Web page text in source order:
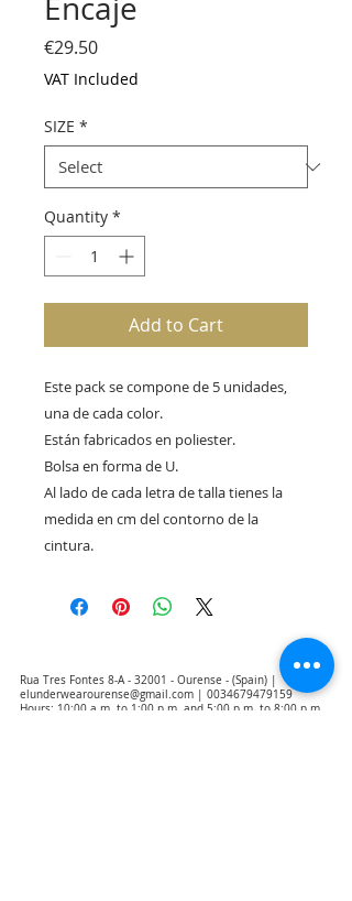
Encaje
€29.50Price
VAT Included
SIZE *
Quantity *
Add to Cart
Este pack se compone de 5 unidades,
una de cada color.
Están fabricados en poliester.
Bolsa en forma de U.
Al lado de cada letra de talla tienes la
medida en cm del contorno de la
cintura.
Rua Tres Fontes 8-A - 32001 - Ourense - (Spain) |
elunderwearourense@gmail.com
0034679479159
Hours: 10:00 a.m. to 1:00 p.m. and 5:00 p.m. to 8:00 p.m.